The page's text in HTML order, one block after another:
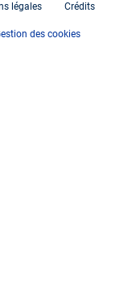
légales Crédits
des cookies